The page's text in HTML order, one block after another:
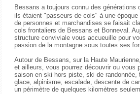
Bessans a toujours connu des générations
ils étaient "passeurs de cols" à une
de personnes et marchandises se faisait
cols frontaliers de Bessans et Bonneval.
structure conviviale vous accueuille pour
passion de la montagne sous toutes ses
Autour de Bessans, sur la Haute
et ailleurs, vous pourrez découvrir ou vous
saison en ski hors piste, ski de randonnée,
glace, alpinisme, escalade, descente de
un périmètre de quelques kilomètres